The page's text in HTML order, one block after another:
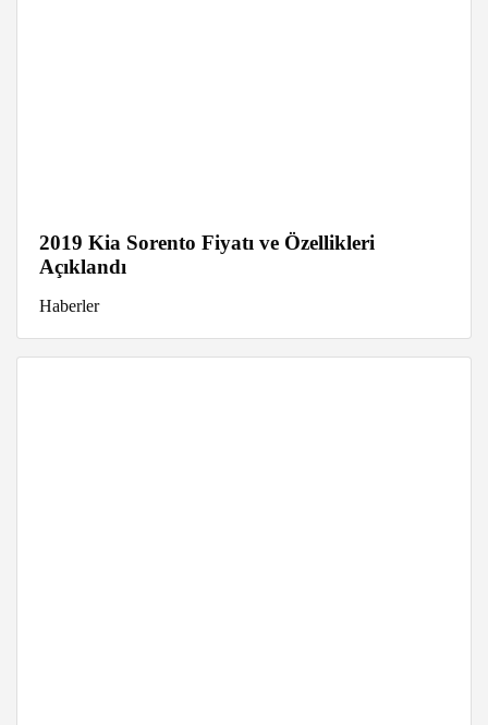
2019 Kia Sorento Fiyatı ve Özellikleri
Açıklandı
Haberler